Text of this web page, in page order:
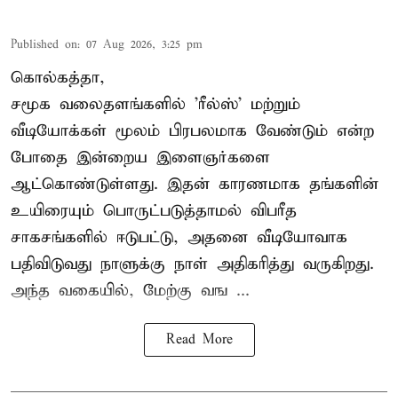
Published on: 07 Aug 2026, 3:25 pm
கொல்கத்தா,
சமூக வலைதளங்களில் 'ரீல்ஸ்' மற்றும்
வீடியோக்கள் மூலம் பிரபலமாக வேண்டும் என்ற
போதை இன்றைய இளைஞர்களை
ஆட்கொண்டுள்ளது. இதன் காரணமாக தங்களின்
உயிரையும் பொருட்படுத்தாமல் விபரீத
சாகசங்களில் ஈடுபட்டு, அதனை வீடியோவாக
பதிவிடுவது நாளுக்கு நாள் அதிகரித்து வருகிறது.
அந்த வகையில், மேற்கு வங ...
Read More